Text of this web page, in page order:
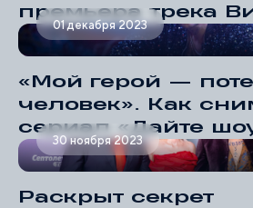
премьера трека
детективно-
драме «Теория
денег»
01 декабря 2023
«Мой герой —
человек». Как
сериал «Дайте
Милошем
поп-певца
30 ноября 2023
Раскрыт секрет